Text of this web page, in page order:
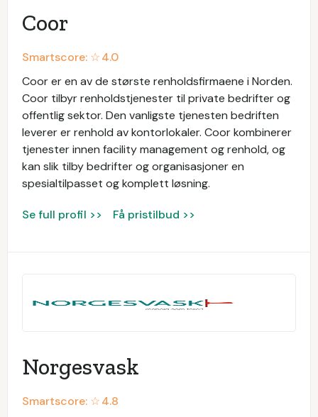
Coor
Smartscore: ☆4.0
Coor er en av de største renholdsfirmaene i Norden.
Coor tilbyr renholdstjenester til private bedrifter og
offentlig sektor. Den vanligste tjenesten bedriften
leverer er renhold av kontorlokaler. Coor kombinerer
tjenester innen facility management og renhold, og
kan slik tilby bedrifter og organisasjoner en
spesialtilpasset og komplett løsning.
Se full profil >> Få pristilbud >>
Norgesvask
Smartscore: ☆4.8